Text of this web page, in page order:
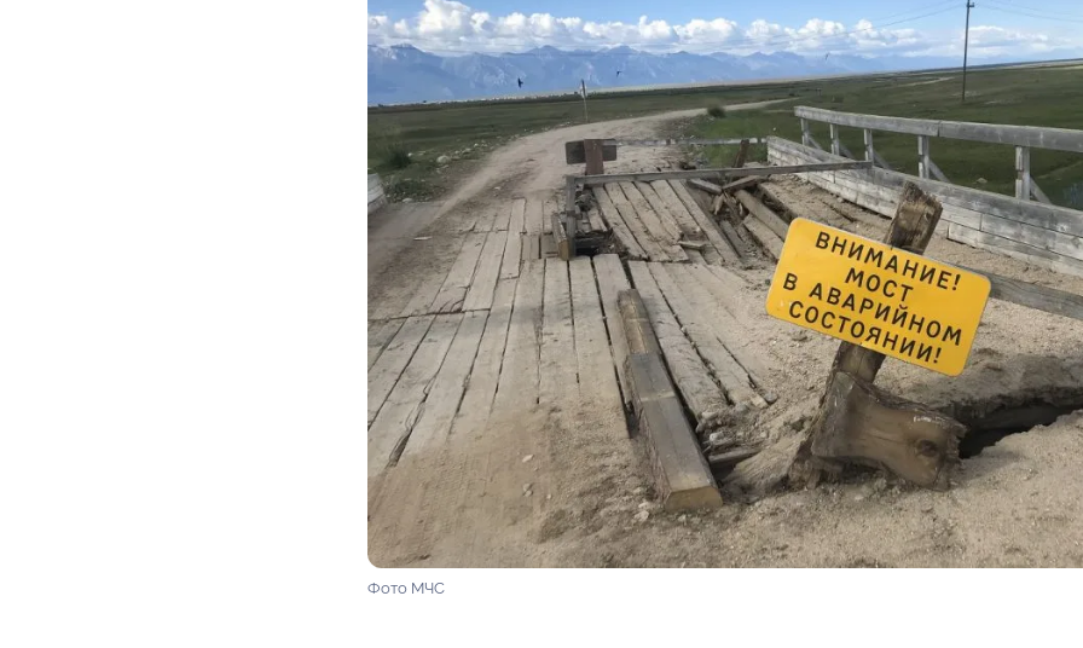
Фото МЧС